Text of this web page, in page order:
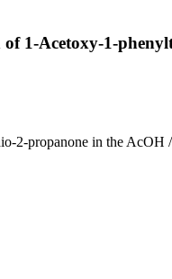
1-Acetoxy-1-
2-propanone in the